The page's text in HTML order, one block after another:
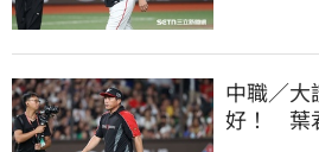
中職／大
好！ 葉